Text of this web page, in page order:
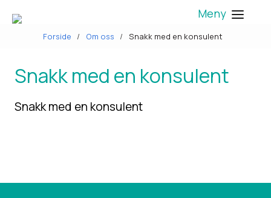
Meny
Forside Om oss Snakk med en konsulent
Snakk med en konsulent
Snakk med en konsulent